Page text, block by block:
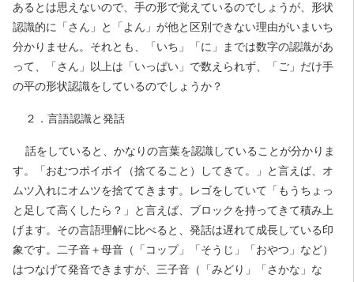
あるとは思えないので、手の形で覚えているのでしょうが、形状
認識的に「さん」と「よん」が他と区別できない理由がいまいち
分かりません。それとも、「いち」「に」までは数字の認識があ
って、「さん」以上は「いっぱい」で数えられず、「ご」だけ手
の平の形状認識をしているのでしょうか？
２．言語認識と発話
話をしていると、かなりの言葉を認識していることが分かりま
す。「おむつポイポイ（捨てること）してきて。」と言えば、オ
ムツ入れにオムツを捨ててきます。レゴをしていて「もうちょっ
と足して高くしたら？」と言えば、ブロックを持ってきて積み上
げます。その言語理解に比べると、発話は遅れて成長している印
象です。二子音＋母音（「コップ」「そうじ」「おやつ」など）
はつなげて発音できますが、三子音（「みどり」「さかな」な